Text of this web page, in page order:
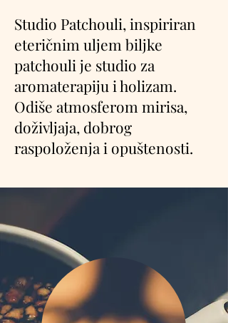
Studio Patchouli, inspiriran
eteričnim uljem biljke
patchouli je studio za
aromaterapiju i holizam.
Odiše atmosferom mirisa,
doživljaja, dobrog
raspoloženja i opuštenosti.